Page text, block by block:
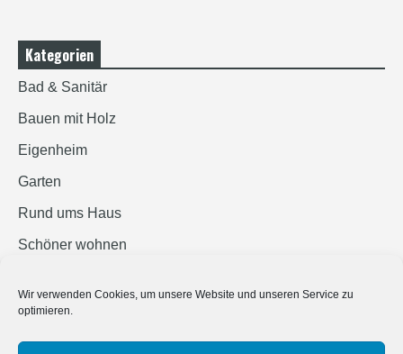
Wir verwenden Cookies, um unsere Website und unseren Service zu
optimieren.
Kategorien
Bad & Sanitär
Bauen mit Holz
Eigenheim
Garten
Rund ums Haus
Schöner wohnen